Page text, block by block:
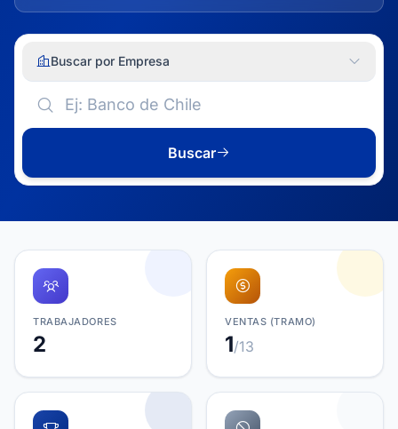
Buscar por Empresa
Buscar
TRABAJADORES
2
VENTAS (TRAMO)
1/13